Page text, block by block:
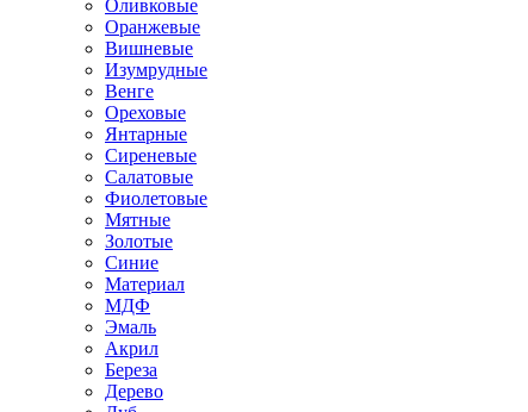
Оливковые
Оранжевые
Вишневые
Изумрудные
Венге
Ореховые
Янтарные
Сиреневые
Салатовые
Фиолетовые
Мятные
Золотые
Синие
Материал
МДФ
Эмаль
Акрил
Береза
Дерево